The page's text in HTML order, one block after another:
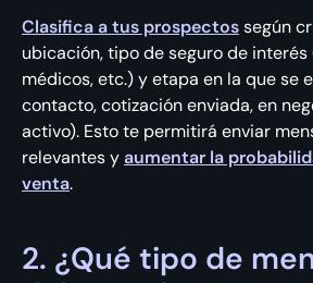
Clasifica a tus prospectossegún
ubicación, tipo de seguro de interés
médicos, etc.) y etapa en la que se
contacto, cotización enviada, en
activo). Esto te permitirá enviar
relevantes yaumentar la
venta.
2. ¿Qué tipo de